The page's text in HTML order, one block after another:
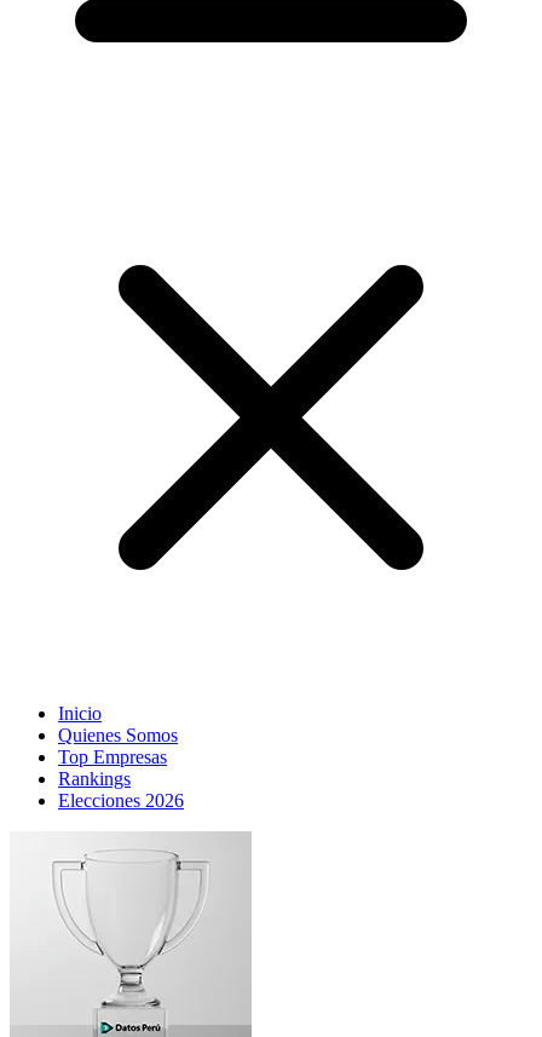
Inicio
Quienes Somos
Top Empresas
Rankings
Elecciones 2026